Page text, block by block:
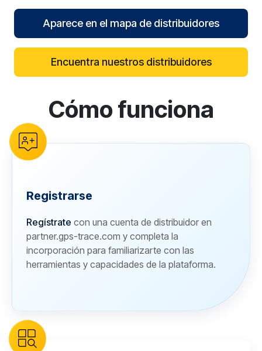
Aparece en el mapa de distribuidores
Encuentra nuestros distribuidores
reCAPTCHA verification
Cómo funciona
Registrarse
Regístrate con una cuenta de distribuidor en
partner.gps-trace.com y completa la
incorporación para familiarizarte con las
herramientas y capacidades de la plataforma.